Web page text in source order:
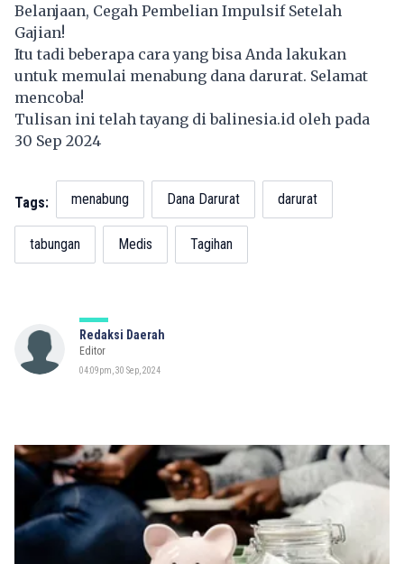
Belanjaan, Cegah Pembelian Impulsif Setelah
Gajian!
Itu tadi beberapa cara yang bisa Anda lakukan
untuk memulai menabung dana darurat. Selamat
mencoba!
Tulisan ini telah tayang dibalinesia.id oleh pada
30 Sep 2024
Tags: menabung Dana Darurat darurat
tabungan Medis Tagihan
Redaksi Daerah
Editor
04:09pm, 30 Sep, 2024